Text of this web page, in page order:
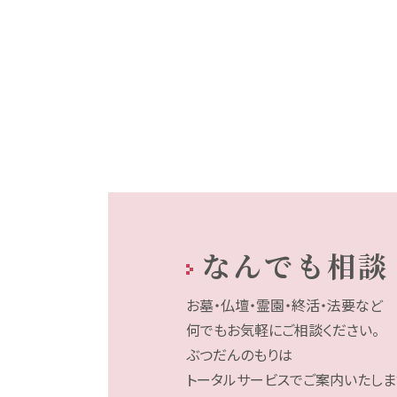
なんでも相談
お墓・仏壇・霊園・終活・法要など
何でもお気軽にご相談ください。
ぶつだんのもりは
トータルサービスでご案内いたしま